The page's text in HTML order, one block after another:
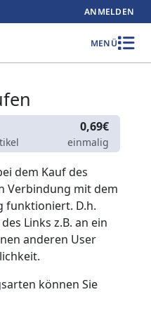
ANMELDEN
MENÜ
0,69€
einmalig
dem Kauf des
Verbindung mit dem
funktioniert. D.h.
Links z.B. an ein
anderen User
können Sie